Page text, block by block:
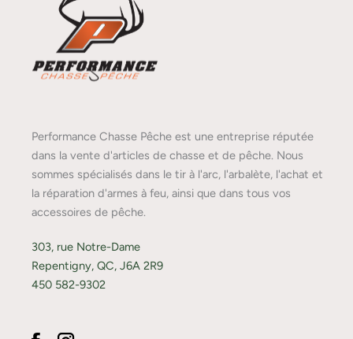
Performance Chasse Pêche est une entreprise réputée
dans la vente d'articles de chasse et de pêche. Nous
sommes spécialisés dans le tir à l'arc, l'arbalète, l'achat et
la réparation d'armes à feu, ainsi que dans tous vos
accessoires de pêche.
303, rue Notre-Dame
Repentigny, QC, J6A 2R9
450 582-9302